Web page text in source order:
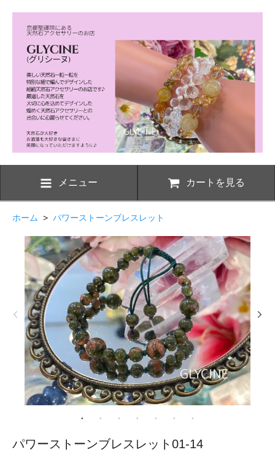
メニュー カートを見る
ホーム > パワーストーンブレスレット
パワーストーンブレスレット01-14